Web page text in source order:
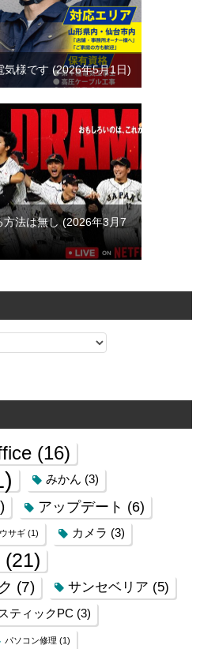
気様です 2026年5月1日
方法は無し
2026年3月7
(16)
みかん (3)
アップデート (6)
ウサギ (1) カメラ (3)
(21)
(7) サンセベリア (5)
スティックPC (3)
パソコン修理 (1)